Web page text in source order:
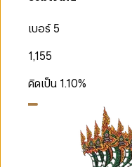
เบอร์ 5
1,155
คิดเป็น 1.10%